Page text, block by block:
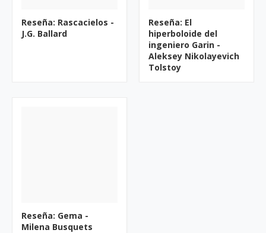
Reseña: Rascacielos -
J.G. Ballard
Reseña: El
hiperboloide del
ingeniero Garin -
Aleksey Nikolayevich
Tolstoy
Reseña: Gema -
Milena Busquets